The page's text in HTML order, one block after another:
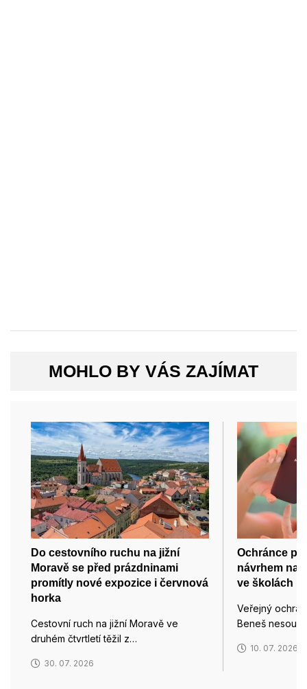
MOHLO BY VÁS ZAJÍMAT
Do cestovního ruchu na jižní
Moravě se před prázdninami
promítly nové expozice i červnová
horka
Cestovní ruch na jižní Moravě ve
druhém čtvrtletí těžil z…
30. 07. 2026
Ochránce
návrhem na
ve školách
Veřejný
Beneš
10. 07. 2026